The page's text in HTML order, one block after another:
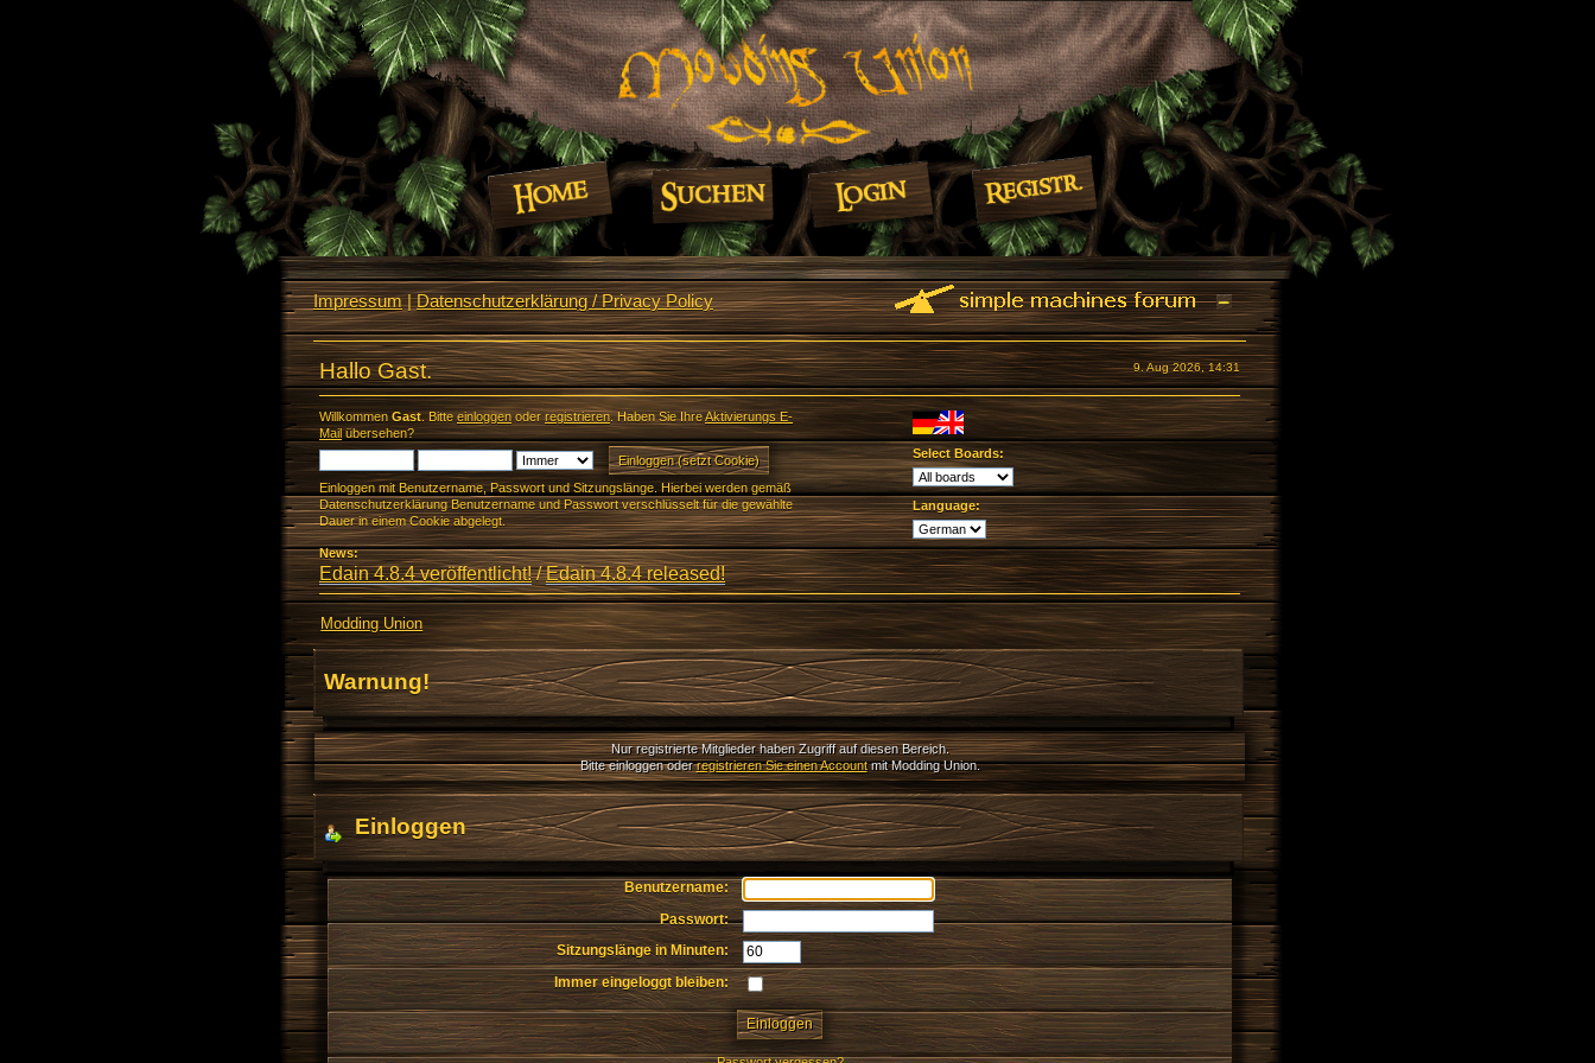
Impressum|Datenschutzerklärung / Privacy Policy
9. Aug 2026, 14:31
Hallo Gast.
Willkommen Gast. Bitte einloggenoderregistrieren. Haben Sie IhreAktivierungs E-
Mailübersehen?
Einloggen mit Benutzername, Passwort und Sitzungslänge. Hierbei werden gemäß
Datenschutzerklärung Benutzername und Passwort verschlüsselt für die gewählte
Dauer in einem Cookie abgelegt.
Select Boards:
Language:
News:
Edain 4.8.4 veröffentlicht!/Edain 4.8.4 released!
Modding Union
Warnung!
Nur registrierte Mitglieder haben Zugriff auf diesen Bereich.
Bitte einloggen oderregistrieren Sie einen Accountmit Modding Union.
Einloggen
Benutzername:
Passwort:
Sitzungslänge in Minuten:
Immer eingeloggt bleiben: